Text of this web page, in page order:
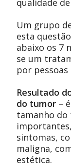
Um grupo
esta
abaixo os 7
se um
por pessoas
Resultado
do tumor–
tamanho
sintomas,
maligna,
estética.